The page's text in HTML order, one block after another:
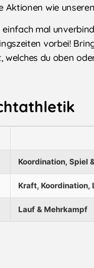
Aktionen wie
mal
vorbei!
du oben
Koordination, Spiel
Kraft, Koordination,
Lauf & Mehrkampf